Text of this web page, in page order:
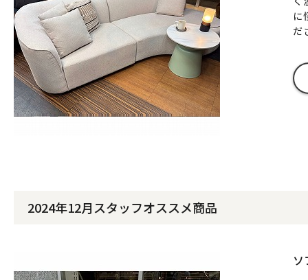
に
だ
2024年12月スタッフオススメ商品